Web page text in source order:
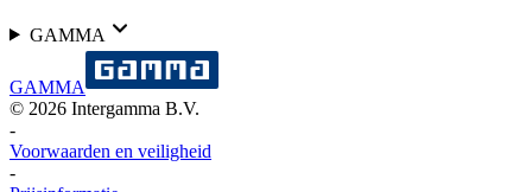
GAMMA
GAMMA
© 2026 Intergamma B.V.
-
Voorwaarden en veiligheid
-